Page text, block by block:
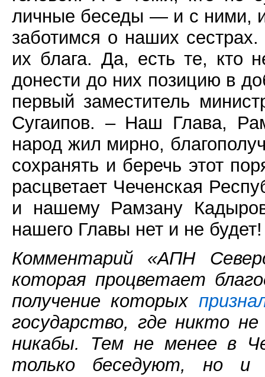
личные беседы — и с ними,
заботимся о наших
их блага. Да, есть те, кто
донести до них позицию в
первый заместитель
Сугаипов. – Наш Глава,
народ жил мирно,
сохранять и беречь этот
расцветает Чеченская
и нашему Рамзану
нашего Главы нет и не будет!
Комментарий «АПН
которая процветает
получение которых
государство, где никто
никабы. Тем не менее в
только беседуют, но и